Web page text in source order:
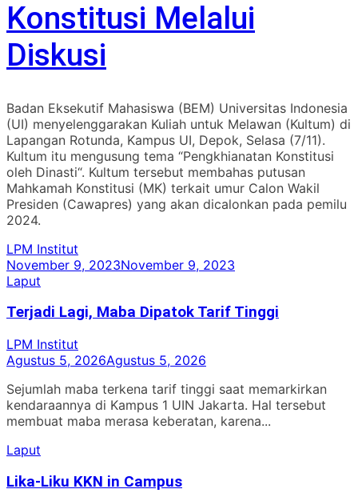
Konstitusi Melalui
Diskusi
Badan Eksekutif Mahasiswa (BEM) Universitas Indonesia
(UI) menyelenggarakan Kuliah untuk Melawan (Kultum) di
Lapangan Rotunda, Kampus UI, Depok, Selasa (7/11).
Kultum itu mengusung tema “Pengkhianatan Konstitusi
oleh Dinasti“. Kultum tersebut membahas putusan
Mahkamah Konstitusi (MK) terkait umur Calon Wakil
Presiden (Cawapres) yang akan dicalonkan pada pemilu
2024.
LPM Institut
November 9, 2023November 9, 2023
Laput
Terjadi Lagi, Maba Dipatok Tarif Tinggi
LPM Institut
Agustus 5, 2026Agustus 5, 2026
Sejumlah maba terkena tarif tinggi saat memarkirkan
kendaraannya di Kampus 1 UIN Jakarta. Hal tersebut
membuat maba merasa keberatan, karena...
Laput
Lika-Liku KKN in Campus